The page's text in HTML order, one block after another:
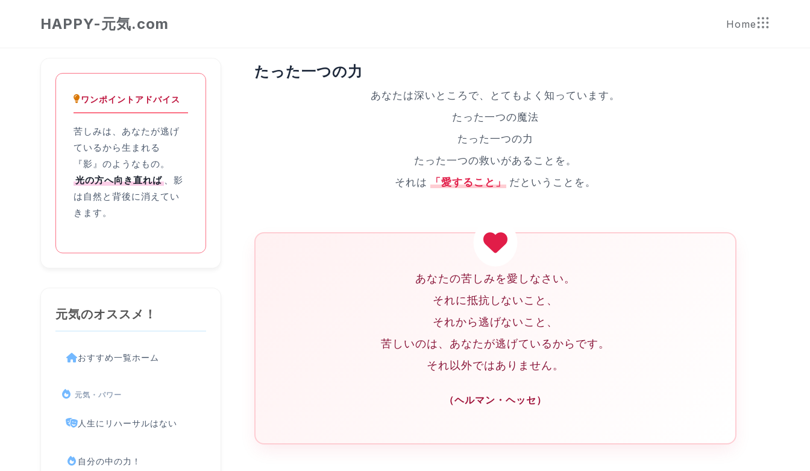
HAPPY-元気.com Home
たった一つの力
あなたは深いところで、とてもよく知っています。
たった一つの魔法
たった一つの力
たった一つの救いがあることを。
それは「愛すること」だということを。
あなたの苦しみを愛しなさい。
それに抵抗しないこと、
それから逃げないこと、
苦しいのは、あなたが逃げているからです。
それ以外ではありません。
（ヘルマン・ヘッセ）
ワンポイントアドバイス
苦しみは、あなたが逃げ
ているから生まれる
『影』のようなもの。
光の方へ向き直れば
、影
は自然と背後に消えてい
きます。
元気のオススメ！
おすすめ一覧ホーム
元気・パワー
人生にリハーサルはない
自分の中の力！